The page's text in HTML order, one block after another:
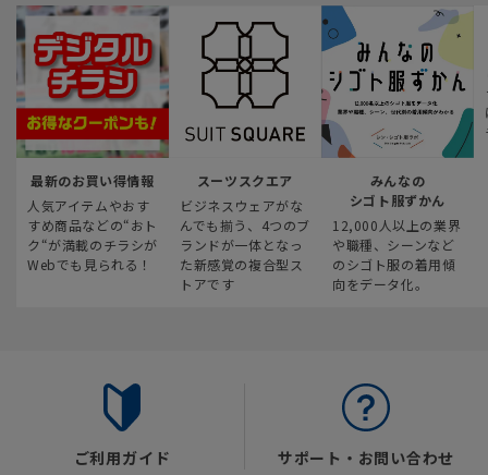
最新のお買い得情報
人気アイテムやおす
すめ商品などの“おト
ク“が満載のチラシが
Webでも見られる！
スーツスクエア
ビジネスウェアがな
んでも揃う、4つのブ
ランドが一体となっ
た新感覚の複合型ス
トアです
みんなの
シゴト服ずかん
12,000人以上の業界
や職種、シーンなど
のシゴト服の着用傾
向をデータ化。
ご利用ガイド サポート・お問い合わせ